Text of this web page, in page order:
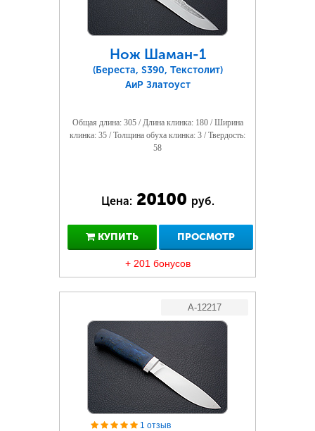
Нож Шаман-1
(Береста, S390, Текстолит)
АиР Златоуст
Общая длина: 305 / Длина клинка: 180 / Ширина
клинка: 35 / Толщина обуха клинка: 3 / Твердость:
58
Цена: 20100 руб.
КУПИТЬ ПРОСМОТР
+ 201 бонусов
A-12217
1 отзыв